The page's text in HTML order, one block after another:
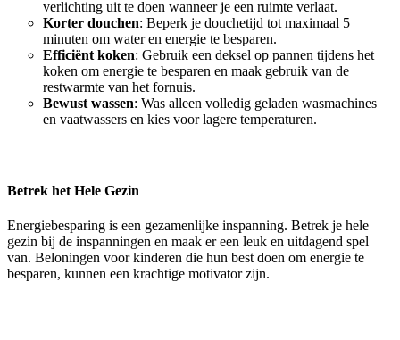
verlichting uit te doen wanneer je een ruimte verlaat.
Korter douchen: Beperk je douchetijd tot maximaal 5
minuten om water en energie te besparen.
Efficiënt koken: Gebruik een deksel op pannen tijdens het
koken om energie te besparen en maak gebruik van de
restwarmte van het fornuis.
Bewust wassen: Was alleen volledig geladen wasmachines
en vaatwassers en kies voor lagere temperaturen.
Betrek het Hele Gezin
Energiebesparing is een gezamenlijke inspanning. Betrek je hele
gezin bij de inspanningen en maak er een leuk en uitdagend spel
van. Beloningen voor kinderen die hun best doen om energie te
besparen, kunnen een krachtige motivator zijn.